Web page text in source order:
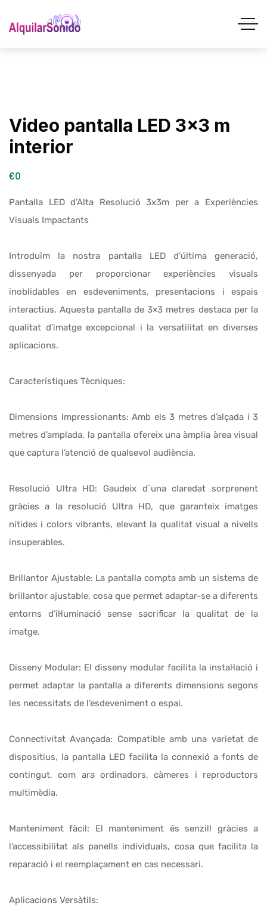
Video pantalla LED 3×3 m
interior
€0
Pantalla LED d’Alta Resolució 3x3m per a Experiències
Visuals Impactants
Introduïm la nostra pantalla LED d’última generació,
dissenyada per proporcionar experiències visuals
inoblidables en esdeveniments, presentacions i espais
interactius. Aquesta pantalla de 3×3 metres destaca per la
qualitat d’imatge excepcional i la versatilitat en diverses
aplicacions.
Característiques Tècniques:
Dimensions Impressionants: Amb els 3 metres d’alçada i 3
metres d’amplada, la pantalla ofereix una àmplia àrea visual
que captura l’atenció de qualsevol audiència.
Resolució Ultra HD: Gaudeix d´una claredat sorprenent
gràcies a la resolució Ultra HD, que garanteix imatges
nítides i colors vibrants, elevant la qualitat visual a nivells
insuperables.
Brillantor Ajustable: La pantalla compta amb un sistema de
brillantor ajustable, cosa que permet adaptar-se a diferents
entorns d’il·luminació sense sacrificar la qualitat de la
imatge.
Disseny Modular: El disseny modular facilita la instal·lació i
permet adaptar la pantalla a diferents dimensions segons
les necessitats de l’esdeveniment o espai.
Connectivitat Avançada: Compatible amb una varietat de
dispositius, la pantalla LED facilita la connexió a fonts de
contingut, com ara ordinadors, càmeres i reproductors
multimèdia.
Manteniment fàcil: El manteniment és senzill gràcies a
l’accessibilitat als panells individuals, cosa que facilita la
reparació i el reemplaçament en cas necessari.
Aplicacions Versàtils: